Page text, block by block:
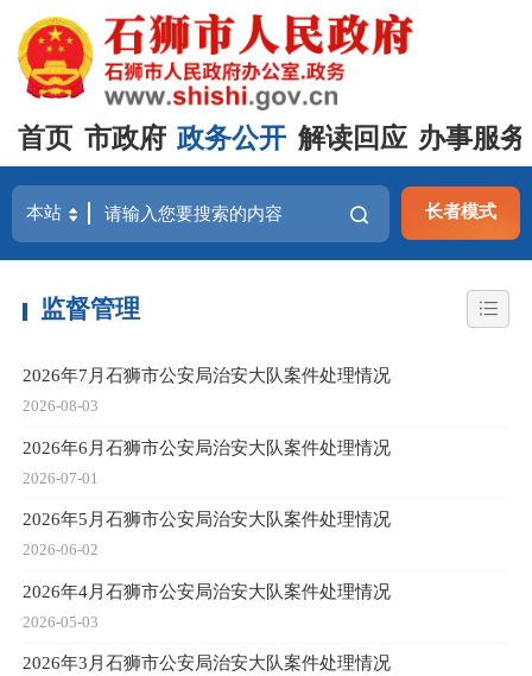
首页 市政府 政务公开 解读回应 办事服务
长者模式
监督管理
2026年7月石狮市公安局治安大队案件处理情况
2026-08-03
2026年6月石狮市公安局治安大队案件处理情况
2026-07-01
2026年5月石狮市公安局治安大队案件处理情况
2026-06-02
2026年4月石狮市公安局治安大队案件处理情况
2026-05-03
2026年3月石狮市公安局治安大队案件处理情况